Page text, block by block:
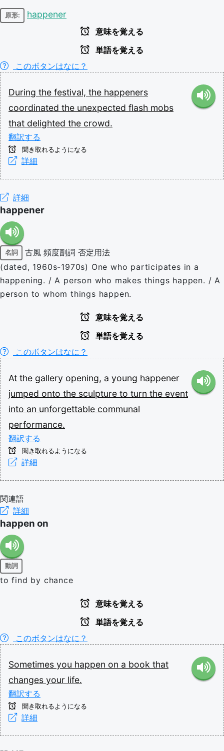
原形: happener
意味を覚える
単語を覚える
このボタンはなに？
During the festival, the happeners
coordinated the unexpected flash mobs
that delighted the crowd.
翻訳する
聞き取れるようになる
詳細
詳細
happener
名詞 古風 頻度副詞 否定用法
(dated, 1960s-1970s) One who participates in a
happening. / A person who makes things happen. / A
person to whom things happen.
意味を覚える
単語を覚える
このボタンはなに？
At the gallery opening, a young happener
jumped onto the sculpture to turn the event
into an unforgettable communal
performance.
翻訳する
聞き取れるようになる
詳細
関連語
詳細
happen on
動詞
to find by chance
意味を覚える
単語を覚える
このボタンはなに？
Sometimes you happen on a book that
changes your life.
翻訳する
聞き取れるようになる
詳細